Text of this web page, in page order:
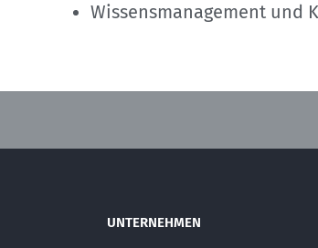
Wissensmanagement und
UNTERNEHMEN